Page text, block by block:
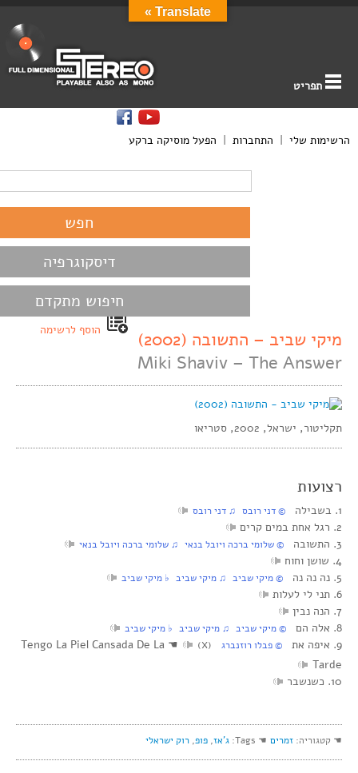
תפריט
הרשימות שלי | התחברות | הפעל מוסיקה ברקע
דיסקוגרפיה
חיפוש מתקדם
הוסף לרשימה
מיקי שביב – התשובה (2002)
Miki Shaviv – The Answer
תקליטור, ישראל, 2002, סטריאו
רצועות
1. בשבילה ‏ © דני רובס‏ ♫ דני רובס
2. רגל אחת במים קרים
3. התשובה
‏ © שלומי ברכה ויובל בנאי‏ ♫ שלומי ברכה ויובל בנאי
4. שושן וחוח
5. נה נה נה
‏ © מיקי שביב‏ ♫ מיקי שביב‏ ♭ מיקי שביב
6. תני לי לעלות
7. הנה נבין
8. אלה הם
‏ © מיקי שביב‏ ♫ מיקי שביב‏ ♭ מיקי שביב
9. איפה את ‏ © פבלו רוזנברג (X)
☚
Tengo La Piel Cansada De La
Tarde
10. כשנשבר
☚ קטגוריה: זמרים ☚ Tags: ג'אז, פופ, רוק ישראלי
Translate »